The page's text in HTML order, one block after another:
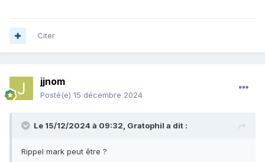
Citer
jjnom
Posté(e) 15 décembre 2024
Le 15/12/2024 à 09:32, Gratophil a dit :
Rippel mark peut être ?